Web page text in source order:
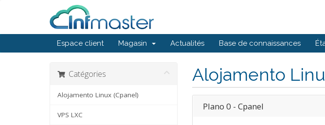
Espace client Magasin Actualités Base de connaissances
Catégories
Alojamento Linux (Cpanel)
VPS LXC
Alojamento
Plano 0 - Cpanel